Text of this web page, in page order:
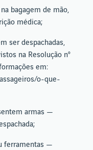
bagagem de mão,
médica;
ser despachadas,
na Resolução nº
em:
o-que-
armas —
ferramentas —